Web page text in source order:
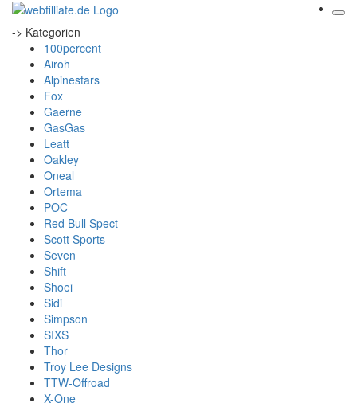
-> Kategorien
100percent
Airoh
Alpinestars
Fox
Gaerne
GasGas
Leatt
Oakley
Oneal
Ortema
POC
Red Bull Spect
Scott Sports
Seven
Shift
Shoei
Sidi
Simpson
SIXS
Thor
Troy Lee Designs
TTW-Offroad
X-One